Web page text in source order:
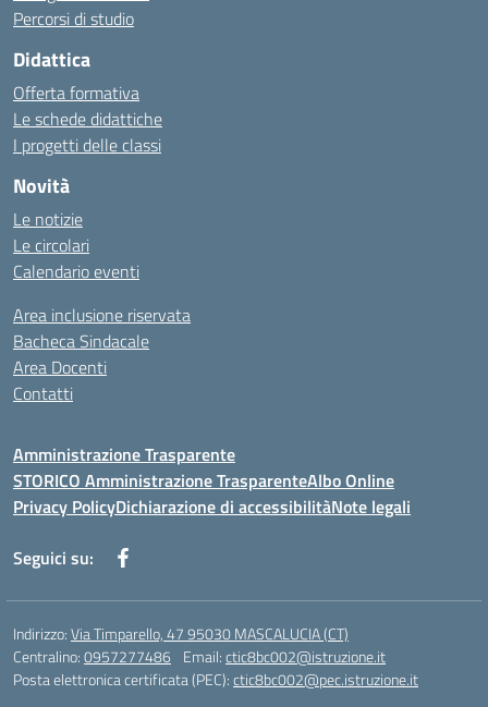
Percorsi di studio
Didattica
Offerta formativa
Le schede didattiche
I progetti delle classi
Novità
Le notizie
Le circolari
Calendario eventi
Area inclusione riservata
Bacheca Sindacale
Area Docenti
Contatti
Amministrazione Trasparente
STORICO Amministrazione TrasparenteAlbo Online
Privacy PolicyDichiarazione di accessibilitàNote legali
Seguici su:
Indirizzo:Via Timparello, 47 95030 MASCALUCIA (CT)
Centralino:0957277486 Email:ctic8bc002@istruzione.it
Posta elettronica certificata (PEC):ctic8bc002@pec.istruzione.it